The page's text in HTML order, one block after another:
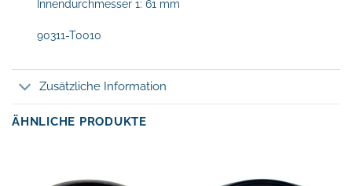
Innendurchmesser 1: 61 mm
90311-T0010
Zusätzliche Information
ÄHNLICHE PRODUKTE